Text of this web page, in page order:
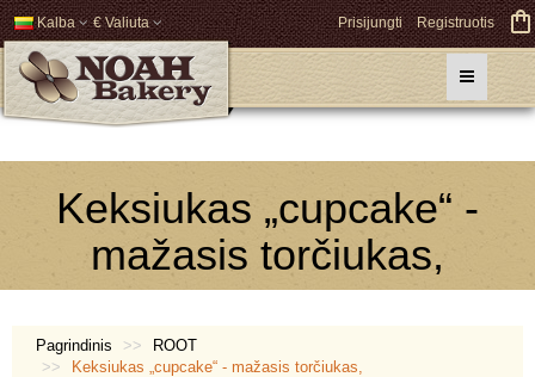
Kalba € Valiuta Prisijungti Registruotis
Keksiukas „cupcake“ -
mažasis torčiukas,
Pagrindinis
ROOT
Keksiukas „cupcake“ - mažasis torčiukas,